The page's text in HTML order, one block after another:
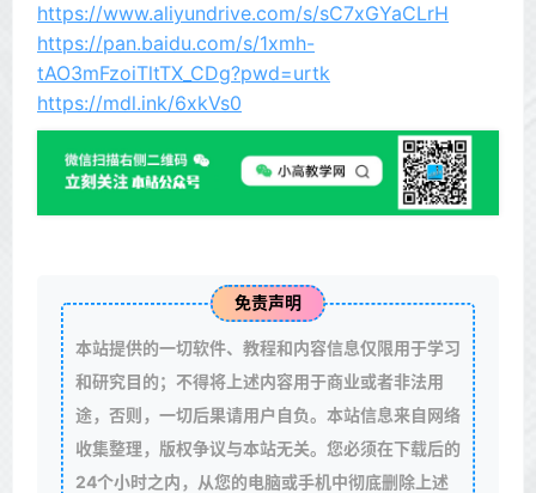
https://www.aliyundrive.com/s/sC7xGYaCLrH
https://pan.baidu.com/s/1xmh-
tAO3mFzoiTltTX_CDg?pwd=urtk
https://mdl.ink/6xkVs0
免责声明
本站提供的一切软件、教程和内容信息仅限用于学习
和研究目的；不得将上述内容用于商业或者非法用
途，否则，一切后果请用户自负。本站信息来自网络
收集整理，版权争议与本站无关。您必须在下载后的
24个小时之内，从您的电脑或手机中彻底删除上述